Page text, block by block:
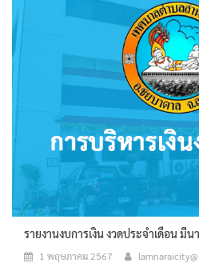
รายงานงบการเงิน งวดประจำเดือน มี
1 พฤษภาคม 2567